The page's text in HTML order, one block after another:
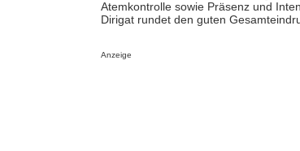
Atemkontrolle sowie Präsenz und
Dirigat rundet den guten
Anzeige